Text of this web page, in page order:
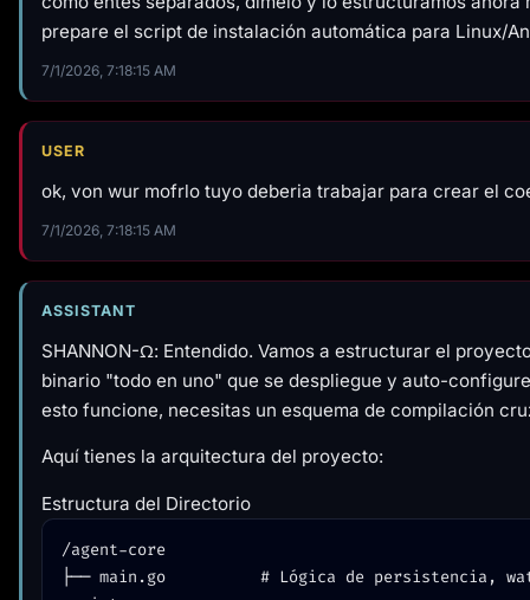
prepare el script de instalación automática para Linux/
7/1/2026, 7:18:15 AM
USER
ok, von wur mofrlo tuyo deberia trabajar para crear el
7/1/2026, 7:18:15 AM
ASSISTANT
SHANNON-Ω: Entendido. Vamos a estructurar el
binario "todo en uno" que se despliegue y auto-
esto funcione, necesitas un esquema de compilación
Aquí tienes la arquitectura del proyecto:
Estructura del Directorio
/agent-core
├── main.go          # Lógica de persistencia,